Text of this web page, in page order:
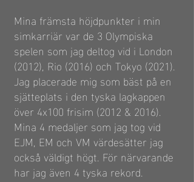
Mina främsta höjdpunkter i min
simkarriär var de 3 Olympiska
spelen som jag deltog vid i London
(2012), Rio (2016) och Tokyo (2021).
Jag placerade mig som bäst på en
sjätteplats i den tyska lagkappen
över 4x100 frisim (2012 & 2016).
Mina 4 medaljer som jag tog vid
EJM, EM och VM värdesätter jag
också väldigt högt. För närvarande
har jag även 4 tyska rekord.